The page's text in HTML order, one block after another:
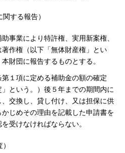
する報告）
事業により特許権、実用新案権、
作権（以下「無体財産権」とい
財団に報告するものとする。
１項に定める補助金の額の確定
」という。）後５年までの期間内に
交換し、貸し付け、又は担保に供
じめその理由を記載した申請書を
受けなければならない。